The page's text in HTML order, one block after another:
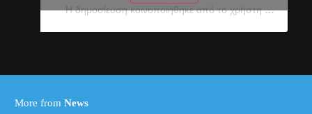
Η δημοσίευση κοινοποιήθηκε από το χρήστη Stefanos Kasselakis (@skasselakis)
More from News